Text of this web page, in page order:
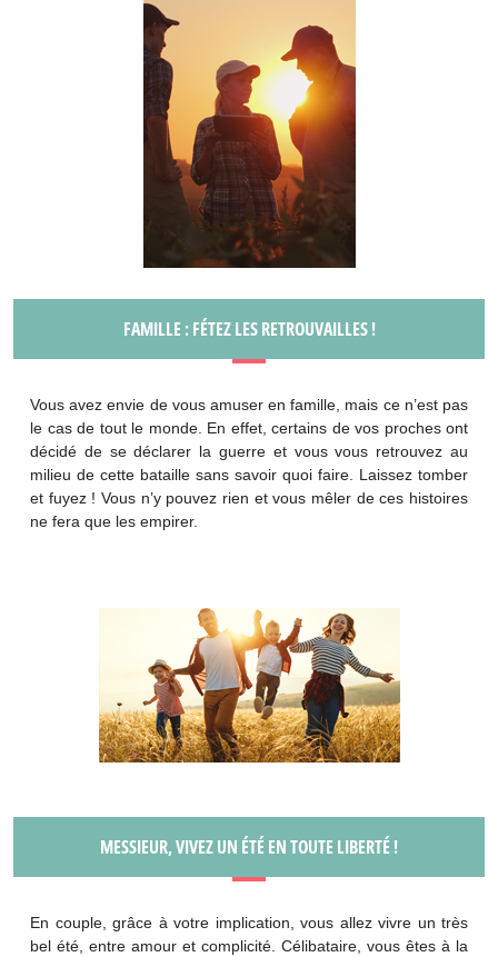
FAMILLE : FÉTEZ LES RETROUVAILLES !
Vous avez envie de vous amuser en famille, mais ce n’est pas
le cas de tout le monde. En effet, certains de vos proches ont
décidé de se déclarer la guerre et vous vous retrouvez au
milieu de cette bataille sans savoir quoi faire. Laissez tomber
et fuyez ! Vous n’y pouvez rien et vous mêler de ces histoires
ne fera que les empirer.
MESSIEUR, VIVEZ UN ÉTÉ EN TOUTE LIBERTÉ !
En couple, grâce à votre implication, vous allez vivre un très
bel été, entre amour et complicité. Célibataire, vous êtes à la